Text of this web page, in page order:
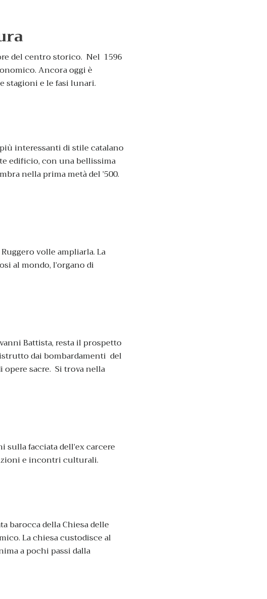
del centro storico. Nel 1596
Ancora oggi è
stagioni e le fasi lunari.
interessanti di stile catalano
edificio, con una bellissima
nella prima metà del ’500.
volle ampliarla. La
al mondo, l’organo di
Battista, resta il prospetto
dai bombardamenti del
sacre. Si trova nella
facciata dell’ex carcere
e incontri culturali.
barocca della Chiesa delle
La chiesa custodisce al
a pochi passi dalla